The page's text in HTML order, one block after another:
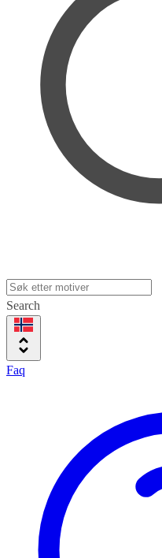
Search
Faq